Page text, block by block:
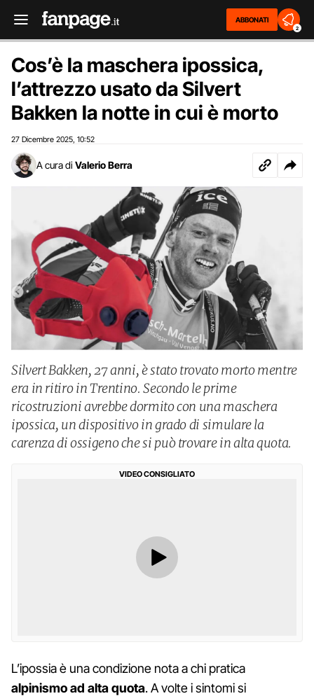
ABBONATI
2
Cos’è la maschera ipossica,
l’attrezzo usato da Silvert
Bakken la notte in cui è morto
27 Dicembre 2025 10:52
A cura di Valerio Berra
Silvert Bakken, 27 anni, è stato trovato morto mentre
era in ritiro in Trentino. Secondo le prime
ricostruzioni avrebbe dormito con una maschera
ipossica, un dispositivo in grado di simulare la
carenza di ossigeno che si può trovare in alta quota.
VIDEO CONSIGLIATO
L’ipossia è una condizione nota a chi pratica
alpinismo ad alta quota. A volte i sintomi si